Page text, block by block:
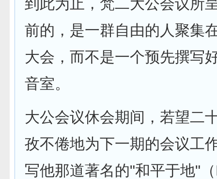
到此为止，梵二大公会议所
前的，是一群自由的人聚集
大会，而不是一个预先撰写
音室。
大公会议休会期间，若望二
孜不倦地为下一期的会议工
写他那道著名的"和平于地"